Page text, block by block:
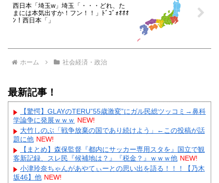
西日本「埼玉w」埼玉「・・・どれ、た
まには本気出すか！フン！！」ﾄﾞｺﾞｫｵｵｵ
ﾝ！西日本「」
ホーム 社会経済・政治
最新記事！
【驚愕】GLAYのTERU”55歳激変”にガル民総ツッコミ→鼻科
学論争に発展ｗｗｗ NEW!
大竹しのぶ「戦争放棄の国であり続けよう」←この投稿が話
題に他 NEW!
【まとめ】森保監督『都内にサッカー専用スタを』国立で観
客新記録、スレ民『候補地は？』『税金？』ｗｗｗ他 NEW!
小津玲奈ちゃんがあやてぃーとの思い出を語る！！！【乃木
坂46】他 NEW!